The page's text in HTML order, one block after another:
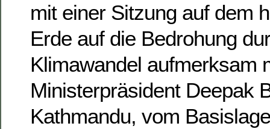
mit einer Sitzung auf dem
Erde auf die Bedrohung
Klimawandel aufmerksam
Ministerpräsident Deepak
Kathmandu, vom